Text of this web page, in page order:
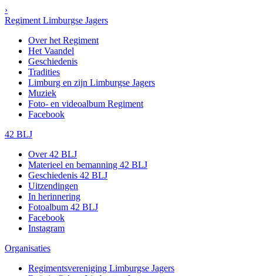
›
Regiment Limburgse Jagers
Over het Regiment
Het Vaandel
Geschiedenis
Tradities
Limburg en zijn Limburgse Jagers
Muziek
Foto- en videoalbum Regiment
Facebook
42 BLJ
Over 42 BLJ
Materieel en bemanning 42 BLJ
Geschiedenis 42 BLJ
Uitzendingen
In herinnering
Fotoalbum 42 BLJ
Facebook
Instagram
Organisaties
Regimentsvereniging Limburgse Jagers